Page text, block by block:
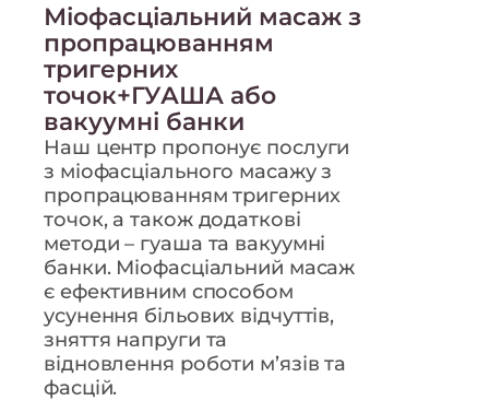
Міофасціальний масаж з
пропрацюванням
тригерних
точок+ГУАША або
вакуумні банки
Наш центр пропонує послуги
з міофасціального масажу з
пропрацюванням тригерних
точок, а також додаткові
методи – гуаша та вакуумні
банки. Міофасціальний масаж
є ефективним способом
усунення більових відчуттів,
зняття напруги та
відновлення роботи м’язів та
фасцій.